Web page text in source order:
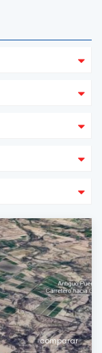
comparar